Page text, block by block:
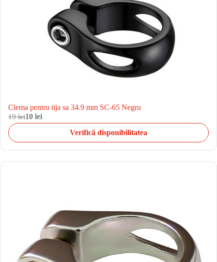
Clema pentru tija sa 34.9 mm SC-65 Negru
19 lei10 lei
Verifică disponibilitatea